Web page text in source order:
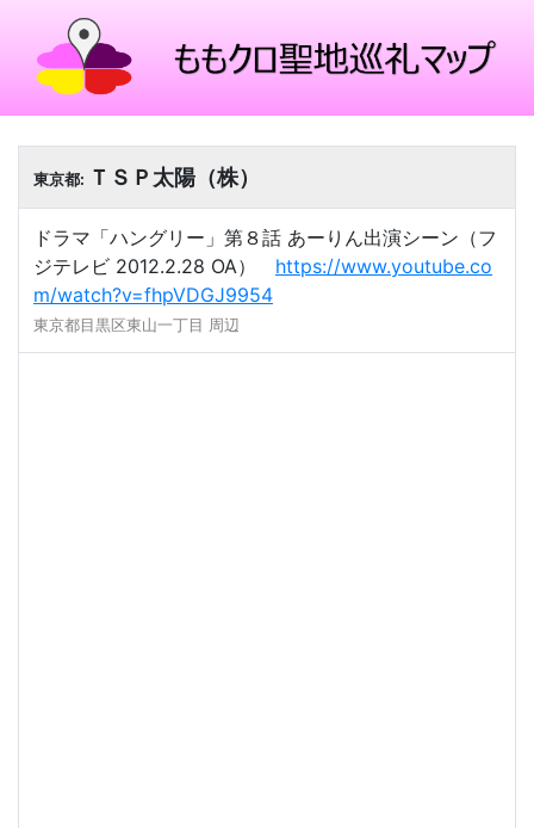
東京都: ＴＳＰ太陽（株）
ドラマ「ハングリー」第８話 あーりん出演シーン（フ
ジテレビ 2012.2.28 OA） https://www.youtube.co
m/watch?v=fhpVDGJ9954
東京都目黒区東山一丁目 周辺